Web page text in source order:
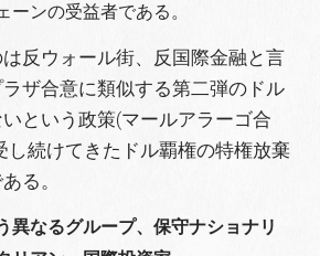
ーンの受益者である。
反ウォール街、反国際金融と言
ザ合意に類似する第二弾のドル
という政策(マールアラーゴ合
し続けてきたドル覇権の特権放棄
る。
異なるグループ、保守ナショナリ